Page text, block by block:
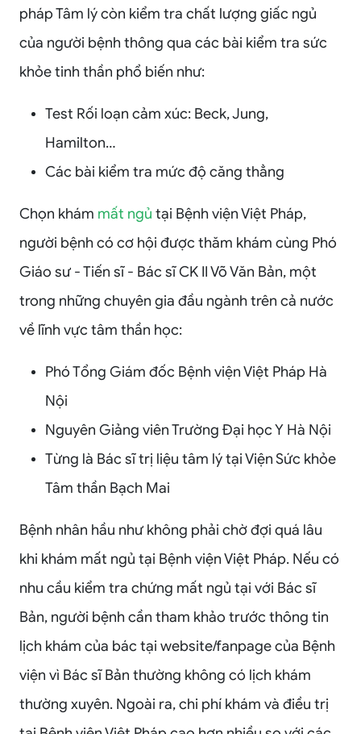
pháp Tâm lý còn kiểm tra chất lượng giấc ngủ
của người bệnh thông qua các bài kiểm tra sức
khỏe tinh thần phổ biến như:
Test Rối loạn cảm xúc: Beck, Jung,
Hamilton…
Các bài kiểm tra mức độ căng thẳng
Chọn khám mất ngủ tại Bệnh viện Việt Pháp,
người bệnh có cơ hội được thăm khám cùng Phó
Giáo sư - Tiến sĩ - Bác sĩ CK II Võ Văn Bản, một
trong những chuyên gia đầu ngành trên cả nước
về lĩnh vực tâm thần học:
Phó Tổng Giám đốc Bệnh viện Việt Pháp Hà
Nội
Nguyên Giảng viên Trường Đại học Y Hà Nội
Từng là Bác sĩ trị liệu tâm lý tại Viện Sức khỏe
Tâm thần Bạch Mai
Bệnh nhân hầu như không phải chờ đợi quá lâu
khi khám mất ngủ tại Bệnh viện Việt Pháp. Nếu có
nhu cầu kiểm tra chứng mất ngủ tại với Bác sĩ
Bản, người bệnh cần tham khảo trước thông tin
lịch khám của bác tại website/fanpage của Bệnh
viện vì Bác sĩ Bản thường không có lịch khám
thường xuyên. Ngoài ra, chi phí khám và điều trị